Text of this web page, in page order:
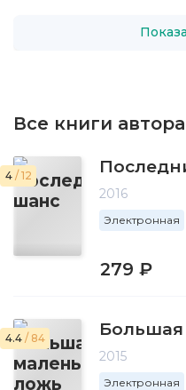
Все книги
4 / 12
2016
Электронная
279 ₽
4.4 / 84
2015
Электронная